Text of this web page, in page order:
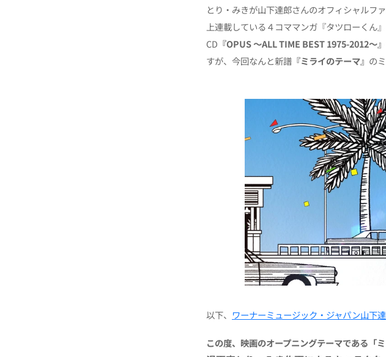
とり・みきが山下達郎さんのオフィシャルフ
上連載している４コママンガ『タツローくん
CD 『OPUS 〜ALL TIME BEST 1975-2012〜』
すが、今回なんと新譜 『ミライのテーマ』 の
以下、 ワーナーミュージック・ジャパン山下
この度、映画のオープニングテーマである「